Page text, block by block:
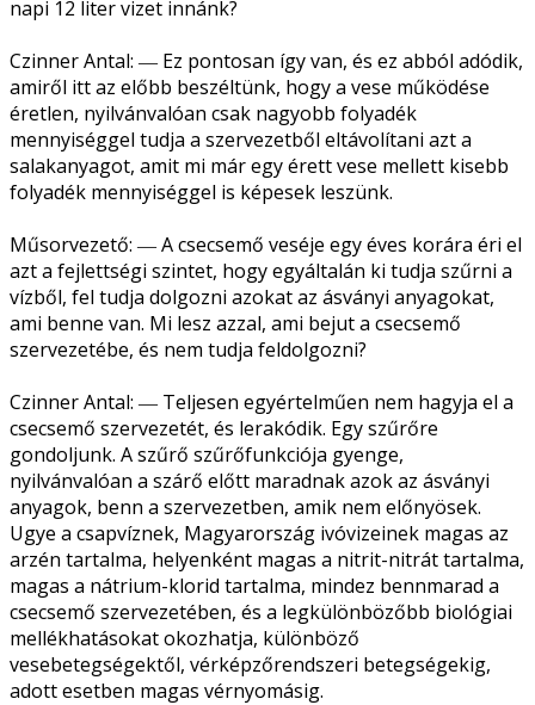
napi 12 liter vizet innánk?
Czinner Antal: ― Ez pontosan így van, és ez abból adódik,
amiről itt az előbb beszéltünk, hogy a vese működése
éretlen, nyilvánvalóan csak nagyobb folyadék
mennyiséggel tudja a szervezetből eltávolítani azt a
salakanyagot, amit mi már egy érett vese mellett kisebb
folyadék mennyiséggel is képesek leszünk.
Műsorvezető: ― A csecsemő veséje egy éves korára éri el
azt a fejlettségi szintet, hogy egyáltalán ki tudja szűrni a
vízből, fel tudja dolgozni azokat az ásványi anyagokat,
ami benne van. Mi lesz azzal, ami bejut a csecsemő
szervezetébe, és nem tudja feldolgozni?
Czinner Antal: ― Teljesen egyértelműen nem hagyja el a
csecsemő szervezetét, és lerakódik. Egy szűrőre
gondoljunk. A szűrő szűrőfunkciója gyenge,
nyilvánvalóan a szárő előtt maradnak azok az ásványi
anyagok, benn a szervezetben, amik nem előnyösek.
Ugye a csapvíznek, Magyarország ivóvizeinek magas az
arzén tartalma, helyenként magas a nitrit-nitrát tartalma,
magas a nátrium-klorid tartalma, mindez bennmarad a
csecsemő szervezetében, és a legkülönbözőbb biológiai
mellékhatásokat okozhatja, különböző
vesebetegségektől, vérképzőrendszeri betegségekig,
adott esetben magas vérnyomásig.